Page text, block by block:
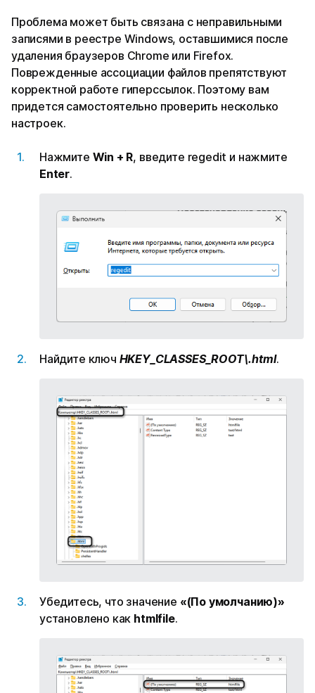
Проблема может быть связана с неправильными
записями в реестре Windows, оставшимися после
удаления браузеров Chrome или Firefox.
Поврежденные ассоциации файлов препятствуют
корректной работе гиперссылок. Поэтому вам
придется самостоятельно проверить несколько
настроек.
Нажмите Win + R, введите regedit и нажмите
Enter.
Найдите ключ HKEY_CLASSES_ROOT\.html.
Убедитесь, что значение «(По умолчанию)»
установлено как htmlfile.